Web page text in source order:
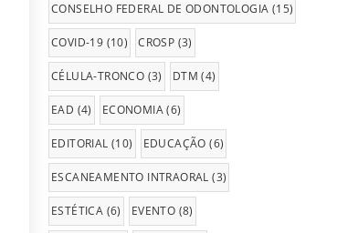
CONSELHO FEDERAL DE ODONTOLOGIA (15)
COVID-19 (10) CROSP (3)
CÉLULA-TRONCO (3) DTM (4)
EAD (4) ECONOMIA(6)
EDITORIAL (10) EDUCAÇÃO (6)
ESCANEAMENTO INTRAORAL (3)
ESTÉTICA (6) EVENTO (8)